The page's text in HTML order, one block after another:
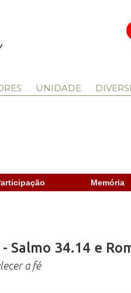
UNIDADE
Memória
34.14 e
a fé